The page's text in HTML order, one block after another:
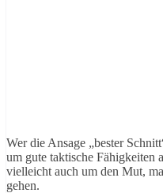
Wer die Ansage „bester
um gute taktische Fähigkeiten
vielleicht auch um den Mut,
gehen.